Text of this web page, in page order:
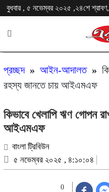
বুধবার , ৫ নভেম্বর ২০২৫ ,২৪শে শ্রাবণ,
প্রচ্ছদ» আইন-আদালত»
রহস্য জানতে চায় আইএমএফ
কিভাবে খেলাপি ঋণ গোপন
আইএমএফ
বাংলা ট্রিবিউন
৫ নভেম্বর ২০২৫ , ৪:১০:০৪
0